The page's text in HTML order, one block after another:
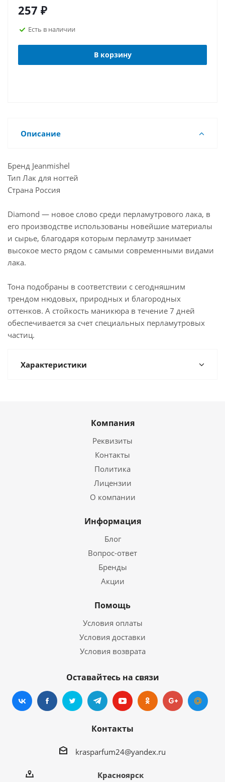
257 ₽
Есть в наличии
В корзину
Описание
Бренд Jeanmishel
Тип Лак для ногтей
Страна Россия
Diamond — новое слово среди перламутрового лака, в
его производстве использованы новейшие материалы
и сырье, благодаря которым перламутр занимает
высокое место рядом с самыми современными видами
лака.
Тона подобраны в соответствии с сегодняшним
трендом нюдовых, природных и благородных
оттенков. А стойкость маникюра в течение 7 дней
обеспечивается за счет специальных перламутровых
частиц.
Характеристики
Компания
Реквизиты
Контакты
Политика
Лицензии
О компании
Информация
Блог
Вопрос-ответ
Бренды
Акции
Помощь
Условия оплаты
Условия доставки
Условия возврата
Оставайтесь на связи
Контакты
krasparfum24@yandex.ru
Красноярск